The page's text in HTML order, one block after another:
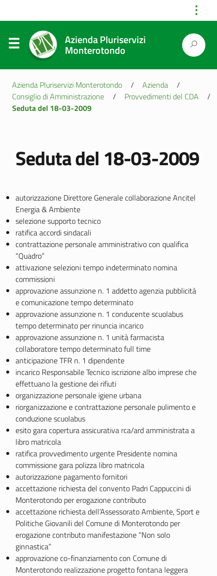
⋮
Azienda Pluriservizi
Monterotondo
Azienda Pluriservizi Monterotondo / Azienda
/
Consiglio di Amministrazione
/ Provvedimenti del CDA
/
Seduta del 18-03-2009
Seduta del 18-03-2009
autorizzazione Direttore Generale collaborazione Ancitel
Energia & Ambiente
selezione supporto tecnico
ratifica accordi sindacali
contrattazione personale amministrativo con qualifica
“Quadro”
attivazione selezioni tempo indeterminato nomina
commissioni
approvazione assunzione n. 1 addetto agenzia pubblicità
e comunicazione tempo determinato
approvazione assunzione n. 1 conducente scuolabus
tempo determinato per rinuncia incarico
approvazione assunzione n. 1 unità farmacista
collaboratore tempo determinato full time
anticipazione TFR n. 1 dipendente
incarico Responsabile Tecnico iscrizione albo imprese che
effettuano la gestione dei rifiuti
organizzazione personale igiene urbana
riorganizzazione e contrattazione personale pulimento e
conduzione scuolabus
esito gara copertura assicurativa rca/ard amministrata a
libro matricola
ratifica provvedimento urgente Presidente nomina
commissione gara polizza libro matricola
autorizzazione pagamento fornitori
accettazione richiesta del convento Padri Cappuccini di
Monterotondo per erogazione contributo
accettazione richiesta dell’Assessorato Ambiente, Sport e
Politiche Giovanili del Comune di Monterotondo per
erogazione contributo manifestazione “Non solo
ginnastica”
approvazione co-finanziamento con Comune di
Monterotondo realizzazione progetto fontana leggera